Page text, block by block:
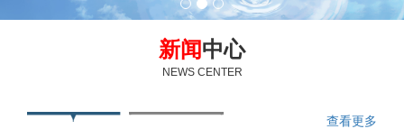
新闻中心
NEWS CENTER
查看更多